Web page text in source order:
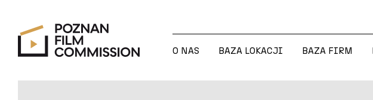
O NAS
BAZA LOKACJI
BAZA FIRM